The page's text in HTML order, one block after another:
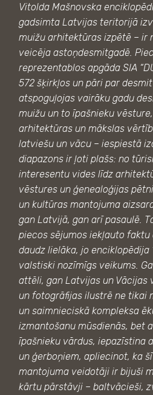
Vitolda Mašnovska
gadsimta Latvijas teritorijā
muižu arhitektūras izpētē – ir
veicēja astoņdesmitgadē.
reprezentablos apgāda SIA
572 šķirkļos un pāri par
atspoguļojas vairāku gadu
muižu un to īpašnieku
arhitektūras un mākslas
latviešu un vācu – iespiestā
diapazons ir ļoti plašs: no
interesentu vides līdz
vēstures un ģenealoģijas
un kultūras mantojuma
gan Latvijā, gan arī pasaulē.
piecos sējumos iekļauto faktu
daudz lielāka, jo enciklopēdija
valstiski nozīmīgs veikums.
attēli, gan Latvijas un Vācijas
un fotogrāfijas ilustrē ne tikai
un saimnieciskā kompleksa
izmantošanu mūsdienās, bet
īpašnieku vārdus, iepazīstina
un ģerboņiem, apliecinot, ka
mantojuma veidotāji ir bijuši
kārtu pārstāvji – baltvācieši,